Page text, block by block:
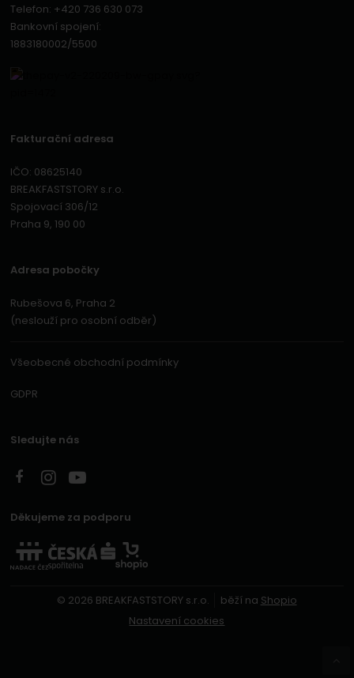
Telefon: +420 736 630 073
Bankovní spojení:
1883180002/5500
Fakturační adresa
IČO: 08625140
BREAKFASTSTORY s.r.o.
Spojovací 306/12
Praha 9, 190 00
Adresa pobočky
Rubešova 6, Praha 2
(neslouží pro osobní odběr)
Všeobecné obchodní podmínky
GDPR
Sledujte nás
Děkujeme za podporu
© 2026 BREAKFASTSTORY s.r.o. běží na Shopio
Nastavení cookies